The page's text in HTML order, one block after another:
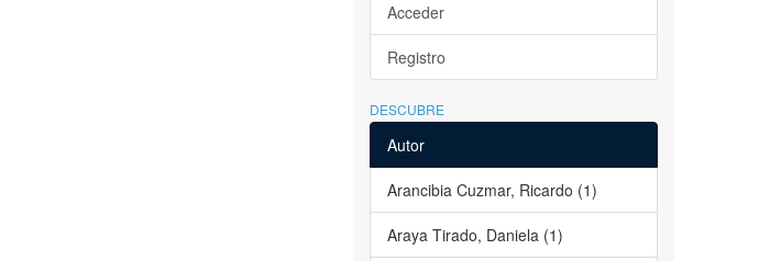
Acceder
Registro
DESCUBRE
Autor
Arancibia Cuzmar, Ricardo (1)
Araya Tirado, Daniela (1)